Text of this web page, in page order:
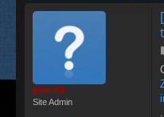
piotrniz
Site Admin
.